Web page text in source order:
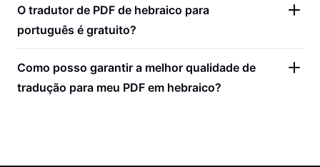
O tradutor de PDF de hebraico para
português é gratuito?
Como posso garantir a melhor qualidade de
tradução para meu PDF em hebraico?